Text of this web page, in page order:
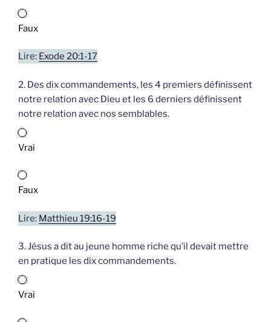
Faux
Lire: Exode 20:1-17
2. Des dix commandements, les 4 premiers définissent
notre relation avec Dieu et les 6 derniers définissent
notre relation avec nos semblables.
Vrai
Faux
Lire: Matthieu 19:16-19
3. Jésus a dit au jeune homme riche qu’il devait mettre
en pratique les dix commandements.
Vrai